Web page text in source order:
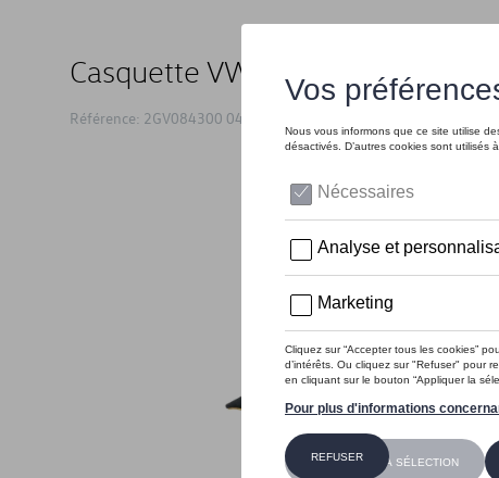
Casquette VW T-Roc, noire
Référence: 2GV084300 041